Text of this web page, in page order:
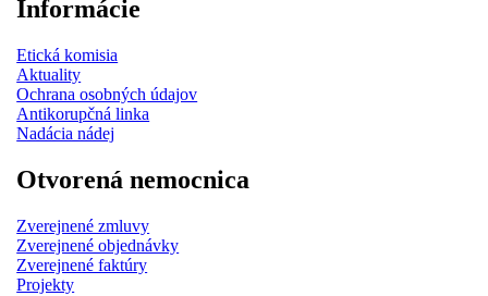
Informácie
Etická komisia
Aktuality
Ochrana osobných údajov
Antikorupčná linka
Nadácia nádej
Otvorená nemocnica
Zverejnené zmluvy
Zverejnené objednávky
Zverejnené faktúry
Projekty